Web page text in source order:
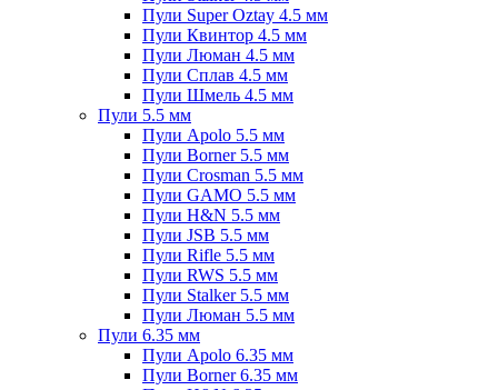
Пули Super Oztay 4.5 мм
Пули Квинтор 4.5 мм
Пули Люман 4.5 мм
Пули Сплав 4.5 мм
Пули Шмель 4.5 мм
Пули 5.5 мм
Пули Apolo 5.5 мм
Пули Borner 5.5 мм
Пули Crosman 5.5 мм
Пули GAMO 5.5 мм
Пули H&N 5.5 мм
Пули JSB 5.5 мм
Пули Rifle 5.5 мм
Пули RWS 5.5 мм
Пули Stalker 5.5 мм
Пули Люман 5.5 мм
Пули 6.35 мм
Пули Apolo 6.35 мм
Пули Borner 6.35 мм